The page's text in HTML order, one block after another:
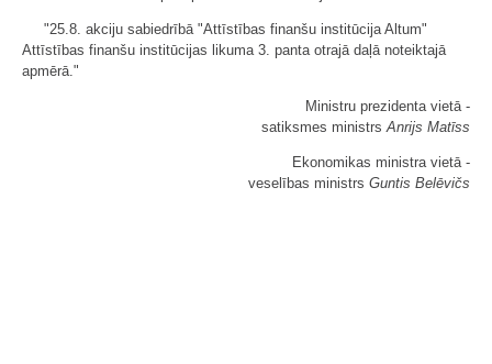
"25.8. akciju sabiedrībā "Attīstības finanšu institūcija Altum"
Attīstības finanšu institūcijas likuma 3. panta otrajā daļā noteiktajā
apmērā."
Ministru prezidenta vietā -
satiksmes ministrsAnrijs Matīss
Ekonomikas ministra vietā -
veselības ministrs Guntis Belēvičs